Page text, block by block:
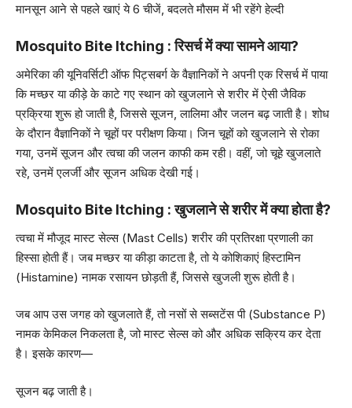
मानसून आने से पहले खाएं ये 6 चीजें, बदलते मौसम में भी रहेंगे हेल्दी
Mosquito Bite Itching : रिसर्च में क्या सामने आया?
अमेरिका की यूनिवर्सिटी ऑफ पिट्सबर्ग के वैज्ञानिकों ने अपनी एक रिसर्च में पाया
कि मच्छर या कीड़े के काटे गए स्थान को खुजलाने से शरीर में ऐसी जैविक
प्रक्रिया शुरू हो जाती है, जिससे सूजन, लालिमा और जलन बढ़ जाती है। शोध
के दौरान वैज्ञानिकों ने चूहों पर परीक्षण किया। जिन चूहों को खुजलाने से रोका
गया, उनमें सूजन और त्वचा की जलन काफी कम रही। वहीं, जो चूहे खुजलाते
रहे, उनमें एलर्जी और सूजन अधिक देखी गई।
Mosquito Bite Itching : खुजलाने से शरीर में क्या होता है?
त्वचा में मौजूद मास्ट सेल्स (Mast Cells) शरीर की प्रतिरक्षा प्रणाली का
हिस्सा होती हैं। जब मच्छर या कीड़ा काटता है, तो ये कोशिकाएं हिस्टामिन
(Histamine) नामक रसायन छोड़ती हैं, जिससे खुजली शुरू होती है।
जब आप उस जगह को खुजलाते हैं, तो नसों से सब्सटेंस पी (Substance P)
नामक केमिकल निकलता है, जो मास्ट सेल्स को और अधिक सक्रिय कर देता
है। इसके कारण—
सूजन बढ़ जाती है।